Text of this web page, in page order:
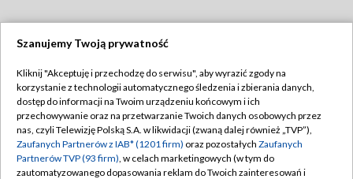
TVP
Abonament TVP
Emisja w TVP
Centrum informacji TVP
Regulamin TVP
Polityka prywatności
Moje zgody
Szanujemy Twoją prywatność
Kliknij "Akceptuję i przechodzę do serwisu", aby wyrazić zgody na
korzystanie z technologii automatycznego śledzenia i zbierania danych,
dostęp do informacji na Twoim urządzeniu końcowym i ich
przechowywanie oraz na przetwarzanie Twoich danych osobowych przez
nas, czyli Telewizję Polską S.A. w likwidacji (zwaną dalej również „TVP”),
Zaufanych Partnerów z IAB* (1201 firm) oraz pozostałych Zaufanych
Partnerów TVP (93 firm), w celach marketingowych (w tym do
zautomatyzowanego dopasowania reklam do Twoich zainteresowań i